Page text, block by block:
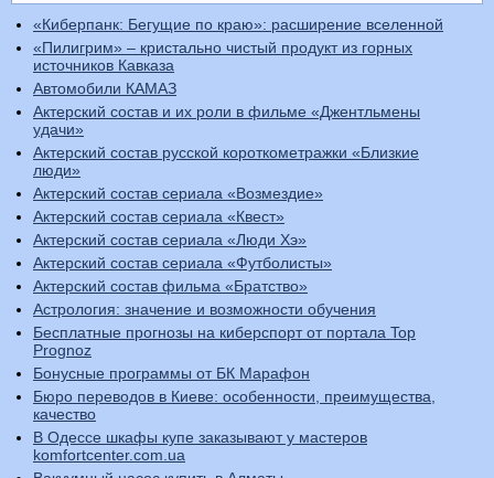
«Киберпанк: Бегущие по краю»: расширение вселенной
«Пилигрим» – кристально чистый продукт из горных
источников Кавказа
Автомобили КАМАЗ
Актерский состав и их роли в фильме «Джентльмены
удачи»
Актерский состав русской короткометражки «Близкие
люди»
Актерский состав сериала «Возмездие»
Актерский состав сериала «Квест»
Актерский состав сериала «Люди Хэ»
Актерский состав сериала «Футболисты»
Актерский состав фильма «Братство»
Астрология: значение и возможности обучения
Бесплатные прогнозы на киберспорт от портала Top
Prognoz
Бонусные программы от БК Марафон
Бюро переводов в Киеве: особенности, преимущества,
качество
В Одессе шкафы купе заказывают у мастеров
komfortcenter.com.ua